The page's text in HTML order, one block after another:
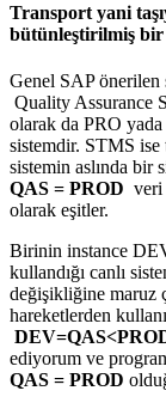
Transport yani
bütünleştirilmiş bir
Genel SAP
Quality Assurance
olarak da PRO
sistemdir. STMS
sistemin aslında bir
QAS = PROD veri
olarak eşitler.
Birinin instance
kullandığı canlı
değişikliğine maruz
hareketlerden
ediyorum ve
QAS = PROD